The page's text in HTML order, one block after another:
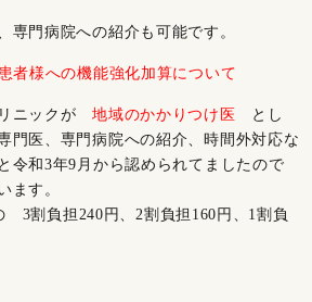
門病院への紹介も可能です。
者様への機能強化加算について
リニックが地域のかかりつけ医
とし
門医、専門病院への紹介、時間外対応な
令和3年9月から認められてましたので
ます。
3割負担240円、2割負担160円、1割負